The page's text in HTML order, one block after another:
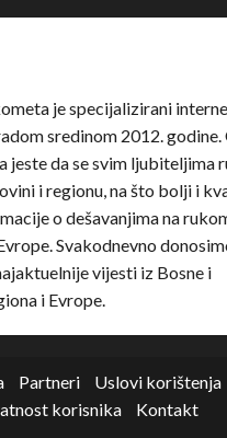
je specijalizirani
sredinom 2012. godine.
jeste da se svim ljubiteljima
i regionu, na što bolji i
o dešavanjima na
Svakodnevno
vijesti iz Bosne i
i Evrope.
Partneri
Uslovi korištenja
korisnika
Kontakt